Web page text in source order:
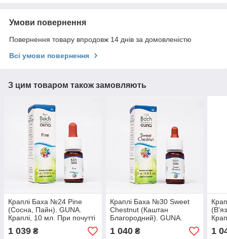
Умови повернення
Повернення товару впродовж 14 днів за домовленістю
Всі умови повернення
З цим товаром також замовляють
Краплі Баха №24 Pine
(Сосна, Пайн). GUNA.
Краплі, 10 мл. При почутті
провини і заниженої
самооцінки
1 039 ₴
Краплі Баха №30 Sweet
Chestnut (Каштан
Благородний). GUNA.
Краплі, 10 мл. При розпачі
і нестерпних стражданнях
1 040₴ 1